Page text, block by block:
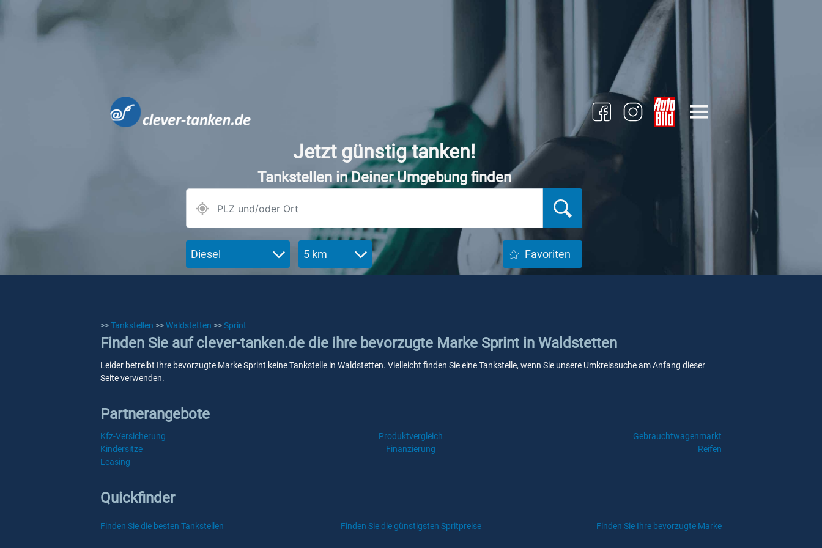
Jetzt günstig tanken!
Tankstellen in Deiner Umgebung finden
Diesel 5 km Favoriten
>>Tankstellen >>Waldstetten >>Sprint
Finden Sie auf clever-tanken.de die ihre bevorzugte Marke Sprint in Waldstetten
Leider betreibt Ihre bevorzugte Marke Sprint keine Tankstelle in Waldstetten. Vielleicht finden Sie eine Tankstelle, wenn Sie unsere Umkreissuche am Anfang dieser
Seite verwenden.
Partnerangebote
Kfz-Versicherung Produktvergleich
Gebrauchtwagenmarkt
Kindersitze
Finanzierung
Reifen
Leasing
Quickfinder
Finden Sie die besten Tankstellen Finden Sie die günstigsten Spritpreise Finden Sie Ihre bevorzugte Marke